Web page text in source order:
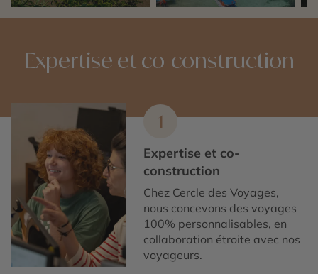
Expertise et co-construction
1
Expertise et co-
construction
Chez Cercle des Voyages,
nous concevons des voyages
100% personnalisables, en
collaboration étroite avec nos
voyageurs.